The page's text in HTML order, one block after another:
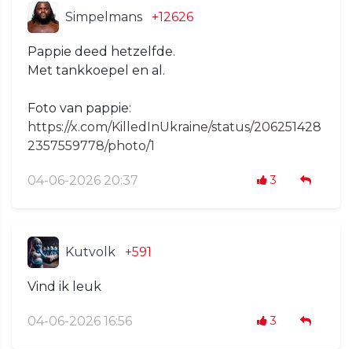
Simpelmans +12626
Pappie deed hetzelfde.
Met tankkoepel en al.
Foto van pappie:
https://x.com/KilledInUkraine/status/206251428
2357559778/photo/1
04-06-2026 20:37 3
Kutvolk +591
Vind ik leuk
04-06-2026 16:56 3